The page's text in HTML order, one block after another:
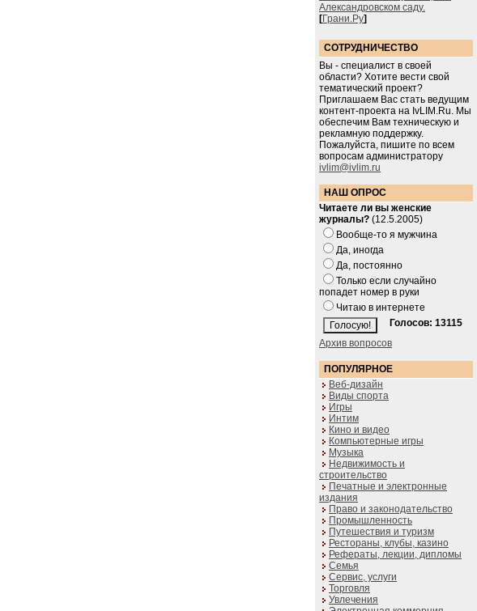
Александровском саду.
[Грани.Ру]
СОТРУДНИЧЕСТВО
Вы - специалист в своей
области? Хотите вести свой
тематический проект?
Приглашаем Вас стать ведущим
контент-проекта на IvLIM.Ru. Мы
обеспечим Вам техническую и
рекламную поддержку.
Пожалуйста, пишите по всем
вопросам администратору
ivlim@ivlim.ru
НАШ ОПРОС
Читаете ли вы женские
журналы? (12.5.2005)
Вообще-то я мужчина
Да, иногда
Да, постоянно
Только если случайно
попадет номер в руки
Читаю в интернете
Голосов: 13115
Архив вопросов
ПОПУЛЯРНОЕ
Веб-дизайн
Виды спорта
Игры
Интим
Кино и видео
Компьютерные игры
Музыка
Недвижимость и
строительство
Печатные и электронные
издания
Право и законодательство
Промышленность
Путешествия и туризм
Рестораны, клубы, казино
Рефераты, лекции, дипломы
Семья
Сервис, услуги
Торговля
Увлечения